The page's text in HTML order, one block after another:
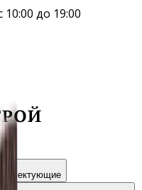
до 19:00